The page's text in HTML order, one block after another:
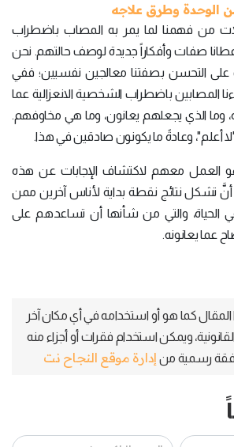
الوحدة وطرق علاجه
من فهمنا لما يمر به المصاب باضطراب
صفات وأفكاراً جديدة لوصف حالتهم. نحن
على التحسن بصفتنا معالجين نفسيين؛ ففي
المصابين باضطراب الشخصية الانعزالية عما
وما الذي يجعلهم يعانون، وما هي مخاوفهم.
أعلم"، وعادةً ما يكونون صادقين في هذا.
العمل معهم لاكتشاف الإجابات عن هذه
أنَّ تشكل نتائج نقطة بداية لأناس آخرين ممن
الحياة، والتي من شأنها أن تساعدهم على
عما يعانونه.
كما هو أو استخدامه في أي مكان آخر
ويمكن استخدام فقرات أو أجزاء منه
رسمية من إدارة موقع النجاح نت